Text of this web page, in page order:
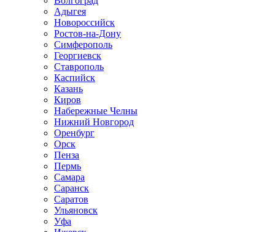
Адыгея
Новороссийск
Ростов-на-Дону
Симферополь
Георгиевск
Ставрополь
Каспийск
Казань
Киров
Набережные Челны
Нижний Новгород
Оренбург
Орск
Пенза
Пермь
Самара
Саранск
Саратов
Ульяновск
Уфа